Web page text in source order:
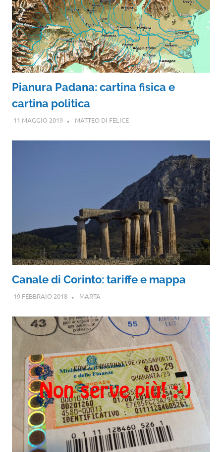
Pianura Padana: cartina fisica e
cartina politica
11 MAGGIO 2019 MATTEO DI FELICE
Canale di Corinto: tariffe e mappa
19 FEBBRAIO 2018 MARTA